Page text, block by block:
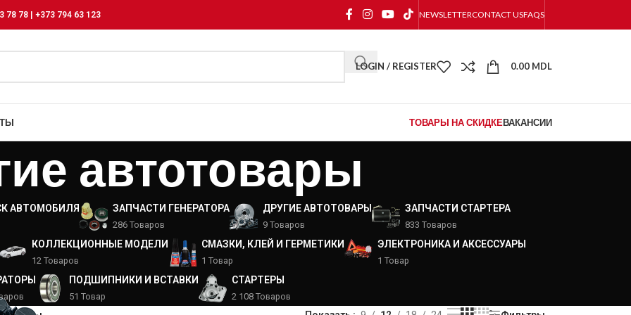
78 78 | +373 794 63 123 NEWSLETTERCONTACT USFAQS
LOGIN / REGISTER 0.00 MDL
ТОВАРЫ НА СКИДКЕВАКАНСИИ
автотовары
АВТОМОБИЛЯ ЗАПЧАСТИ ГЕНЕРАТОРА
286 Товаров
ДРУГИЕ АВТОТОВАРЫ
9 Товаров
ЗАПЧАСТИ СТАРТЕРА
833 Товаров
КОЛЛЕКЦИОННЫЕ МОДЕЛИ
12 Товаров
СМАЗКИ, КЛЕЙ И ГЕРМЕТИКИ
1 Товар
ЭЛЕКТРОНИКА И АКСЕССУАРЫ
1 Товар
ПОДШИПНИКИ И ВСТАВКИ
51 Товар
СТАРТЕРЫ
2 108 Товаров